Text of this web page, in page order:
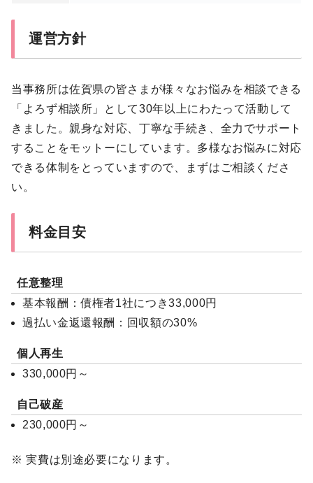
運営方針
当事務所は佐賀県の皆さまが様々なお悩みを相談できる
「よろず相談所」として30年以上にわたって活動して
きました。親身な対応、丁寧な手続き、全力でサポート
することをモットーにしています。多様なお悩みに対応
できる体制をとっていますので、まずはご相談くださ
い。
料金目安
任意整理
基本報酬：債権者1社につき33,000円
過払い金返還報酬：回収額の30%
個人再生
330,000円～
自己破産
230,000円～
※ 実費は別途必要になります。